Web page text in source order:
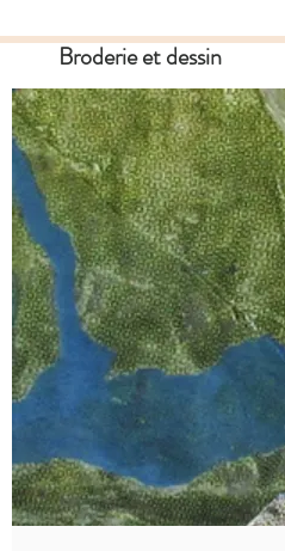
Broderie et dessin